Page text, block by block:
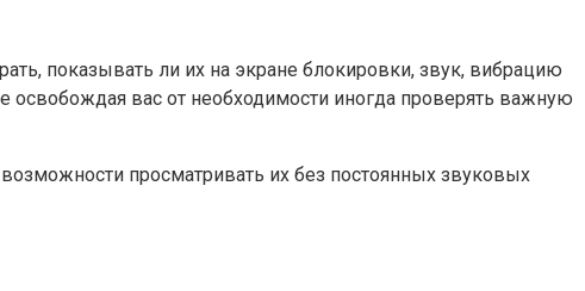
показывать ли их на экране блокировки, звук, вибрацию
вас от необходимости иногда проверять важную
просматривать их без постоянных звуковых